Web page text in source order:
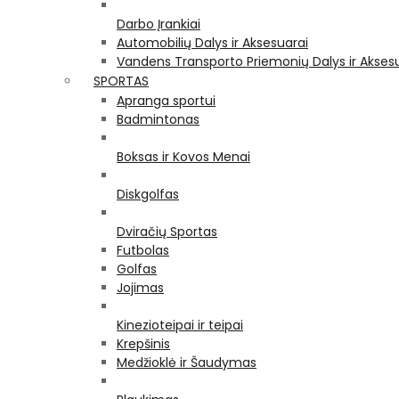
Darbo Įrankiai
Automobilių Dalys ir Aksesuarai
Vandens Transporto Priemonių Dalys ir
SPORTAS
Apranga sportui
Badmintonas
Boksas ir Kovos Menai
Diskgolfas
Dviračių Sportas
Futbolas
Golfas
Jojimas
Kinezioteipai ir teipai
Krepšinis
Medžioklė ir Šaudymas